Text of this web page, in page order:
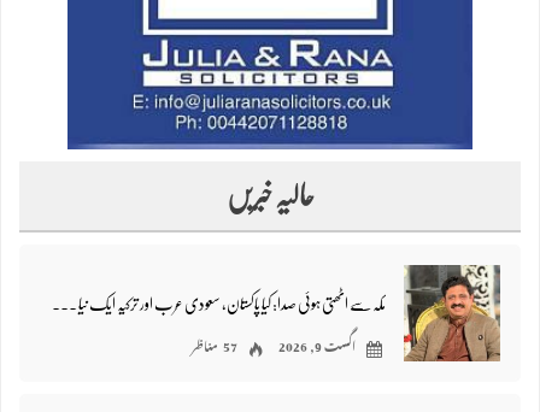
حالیہ خبریں
اگست 9, 2026 57 مناظر